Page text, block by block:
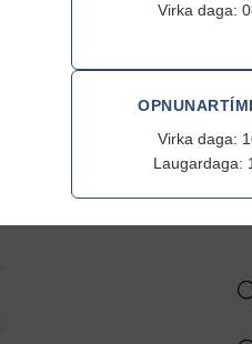
Virka daga:
Virka daga:
Laugardaga: